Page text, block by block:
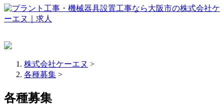
株式会社ケーエヌ >
各種募集 >
各種募集